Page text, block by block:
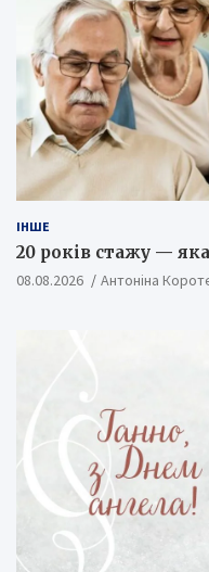
ІНШЕ
20 років стажу —
08.08.2026 Антоніна